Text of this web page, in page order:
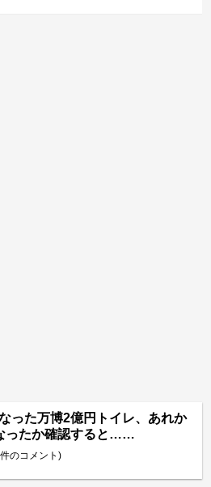
った万博2億円トイレ、あれか
ったか確認すると……
のコメント)